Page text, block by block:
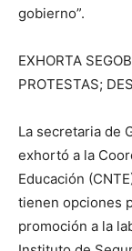
gobierno”.
EXHORTA
PROTESTAS;
La secretaria de
exhortó a la
Educación
tienen opciones
promoción a la